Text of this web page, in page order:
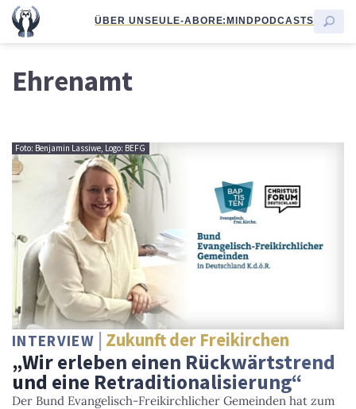
ÜBER UNSEULE-ABORE:MINDPODCASTS
Ehrenamt
Foto: Benjamin Lassiwe, Logo: BEFG
INTERVIEW Zukunft der Freikirchen
„Wir erleben einen Rückwärtstrend
und eine Retraditionalisierung“
Der Bund Evangelisch-Freikirchlicher Gemeinden hat zum